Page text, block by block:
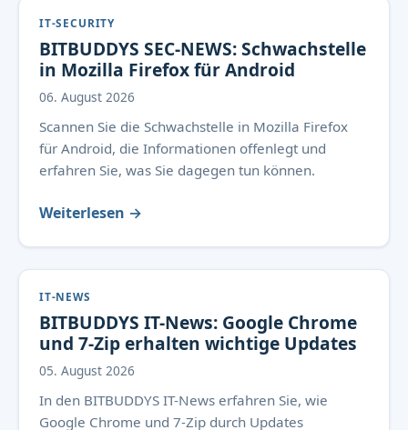
IT-SECURITY
BITBUDDYS SEC-NEWS: Schwachstelle
in Mozilla Firefox für Android
06. August 2026
Scannen Sie die Schwachstelle in Mozilla Firefox
für Android, die Informationen offenlegt und
erfahren Sie, was Sie dagegen tun können.
Weiterlesen →
IT-NEWS
BITBUDDYS IT-News: Google Chrome
und 7-Zip erhalten wichtige Updates
05. August 2026
In den BITBUDDYS IT-News erfahren Sie, wie
Google Chrome und 7-Zip durch Updates